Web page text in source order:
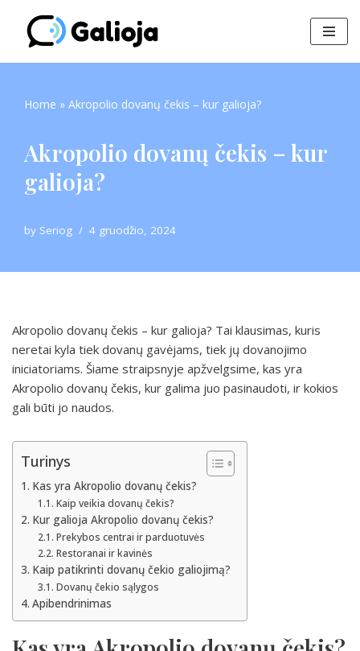
Skip
to
Home » Akropolio dovanų čekis – kur galioja?
Akropolio dovanų čekis – kur
galioja?
by Seriog 4 gruodžio, 2024
Akropolio dovanų čekis – kur galioja? Tai klausimas, kuris
neretai kyla tiek dovanų gavėjams, tiek jų dovanojimo
iniciatoriams. Šiame straipsnyje apžvelgsime, kas yra
Akropolio dovanų čekis, kur galima juo pasinaudoti, ir kokios
gali būti jo naudos.
Turinys
Kas yra Akropolio dovanų čekis?
Kaip veikia dovanų čekis?
Kur galioja Akropolio dovanų čekis?
Prekybos centrai ir parduotuvės
Restoranai ir kavinės
Kaip patikrinti dovanų čekio galiojimą?
Dovanų čekio sąlygos
Apibendrinimas